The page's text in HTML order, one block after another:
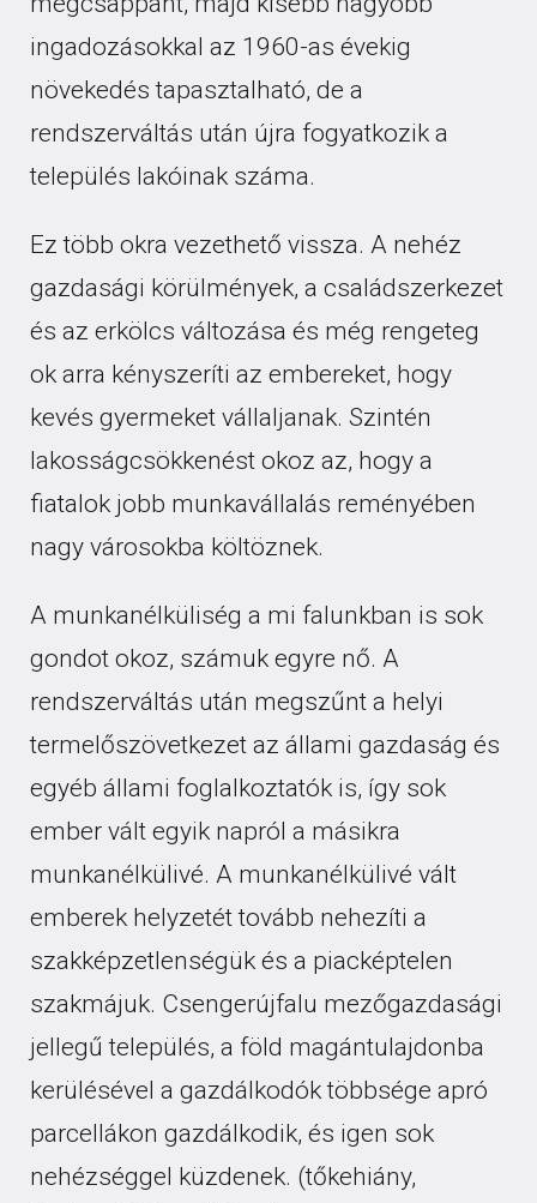
ingadozásokkal az 1960-as évekig
növekedés tapasztalható, de a
rendszerváltás után újra fogyatkozik a
település lakóinak száma.
Ez több okra vezethető vissza. A nehéz
gazdasági körülmények, a családszerkezet
és az erkölcs változása és még rengeteg
ok arra kényszeríti az embereket, hogy
kevés gyermeket vállaljanak. Szintén
lakosságcsökkenést okoz az, hogy a
fiatalok jobb munkavállalás reményében
nagy városokba költöznek.
A munkanélküliség a mi falunkban is sok
gondot okoz, számuk egyre nő. A
rendszerváltás után megszűnt a helyi
termelőszövetkezet az állami gazdaság és
egyéb állami foglalkoztatók is, így sok
ember vált egyik napról a másikra
munkanélkülivé. A munkanélkülivé vált
emberek helyzetét tovább nehezíti a
szakképzetlenségük és a piacképtelen
szakmájuk. Csengerújfalu mezőgazdasági
jellegű település, a föld magántulajdonba
kerülésével a gazdálkodók többsége apró
parcellákon gazdálkodik, és igen sok
nehézséggel küzdenek. (tőkehiány,